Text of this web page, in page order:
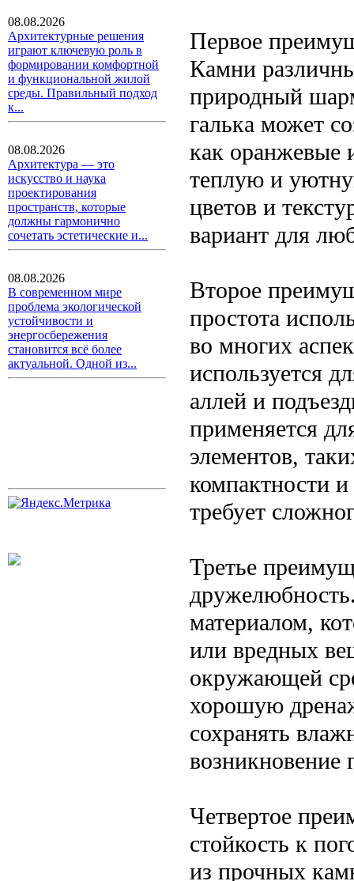
08.08.2026
Архитектурные решения
играют ключевую роль в
формировании комфортной
и функциональной жилой
среды. Правильный подход
к...
08.08.2026
Архитектура — это
искусство и наука
проектирования
пространств, которые
должны гармонично
сочетать эстетические и...
08.08.2026
В современном мире
проблема экологической
устойчивости и
энергосбережения
становится всё более
актуальной. Одной из...
Первое
Камни
природный
галька может
как оранжевые
теплую и
цветов и
вариант для
Второе
простота
во многих
используется
аллей и
применяется
элементов,
компактности и
требует
Третье
материалом,
или вредных
окружающей
хорошую
сохранять
возникновение
Четвертое
стойкость к
из прочных